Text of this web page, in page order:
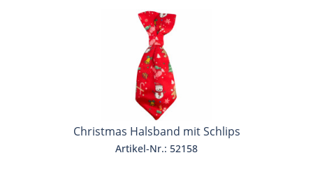
Christmas Halsband mit Schlips
Artikel-Nr.: 52158